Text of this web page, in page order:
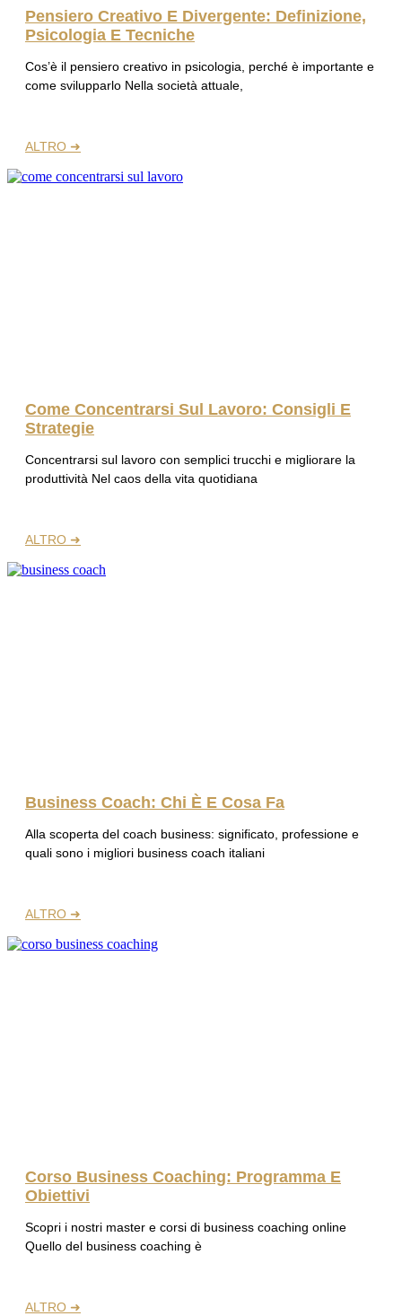
Pensiero Creativo E Divergente: Definizione,
Psicologia E Tecniche
Cos’è il pensiero creativo in psicologia, perché è importante e
come svilupparlo Nella società attuale,
ALTRO ➜
Come Concentrarsi Sul Lavoro: Consigli E
Strategie
Concentrarsi sul lavoro con semplici trucchi e migliorare la
produttività Nel caos della vita quotidiana
ALTRO ➜
Business Coach: Chi È E Cosa Fa
Alla scoperta del coach business: significato, professione e
quali sono i migliori business coach italiani
ALTRO ➜
Corso Business Coaching: Programma E
Obiettivi
Scopri i nostri master e corsi di business coaching online
Quello del business coaching è
ALTRO ➜